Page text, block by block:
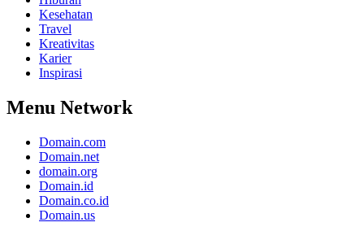
Kesehatan
Travel
Kreativitas
Karier
Inspirasi
Menu Network
Domain.com
Domain.net
domain.org
Domain.id
Domain.co.id
Domain.us